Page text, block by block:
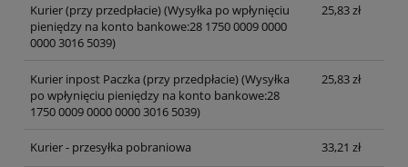
Kurier (przy przedpłacie)(Wysyłka po wpłynięciu
pieniędzy na konto bankowe:28 1750 0009 0000
0000 3016 5039)
25,83 zł
Kurier inpost Paczka (przy przedpłacie)(Wysyłka
po wpłynięciu pieniędzy na konto bankowe:28
1750 0009 0000 0000 3016 5039)
25,83 zł
Kurier - przesyłka pobraniowa 33,21 zł